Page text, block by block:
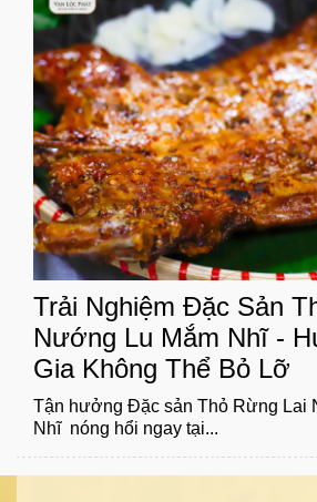
Trải Nghiệm Đặc Sản
Nướng Lu Mắm Nhĩ -
Gia Không Thể Bỏ Lỡ
Tận hưởng Đặc sản Thỏ Rừng Lai
Nhĩ nóng hổi ngay tại...